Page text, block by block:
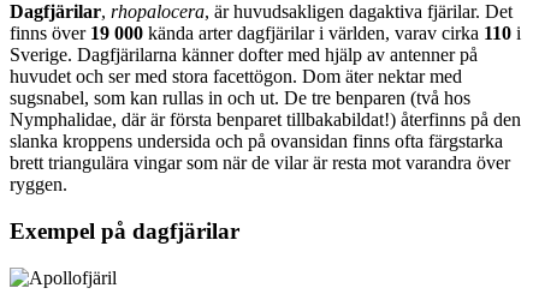
Dagfjärilar, rhopalocera, är huvudsakligen dagaktiva fjärilar. Det
finns över 19 000 kända arter dagfjärilar i världen, varav cirka 110 i
Sverige. Dagfjärilarna känner dofter med hjälp av antenner på
huvudet och ser med stora facettögon. Dom äter nektar med
sugsnabel, som kan rullas in och ut. De tre benparen (två hos
Nymphalidae, där är första benparet tillbakabildat!) återfinns på den
slanka kroppens undersida och på ovansidan finns ofta färgstarka
brett triangulära vingar som när de vilar är resta mot varandra över
ryggen.
Exempel på dagfjärilar